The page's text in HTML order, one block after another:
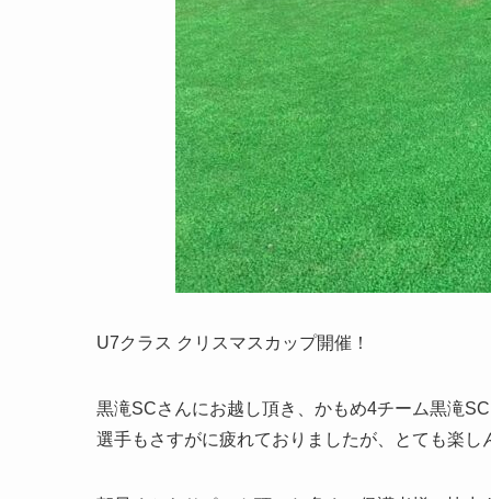
U7クラス クリスマスカップ開催！
黒滝SCさんにお越し頂き、かもめ4チーム黒滝
選手もさすがに疲れておりましたが、とても楽